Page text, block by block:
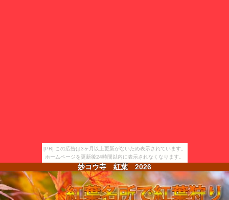
[PR] この広告は3ヶ月以上更新がないため表示されています。
ホームページを更新後24時間以内に表示されなくなります。
妙コウ寺 紅葉 2026